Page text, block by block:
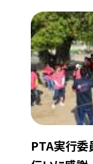
PTA実行委